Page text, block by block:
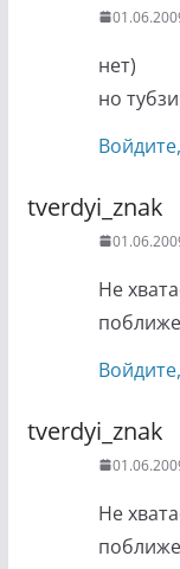
нет)
но
tverdyi_znak
Не
tverdyi_znak
Не